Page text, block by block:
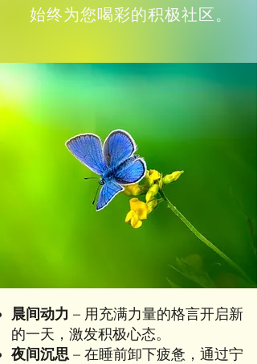
始终为您喝彩的积极社区。
晨间动力 – 用充满力量的格言开启新
的一天，激发积极心态。
夜间沉思 – 在睡前卸下疲惫，通过宁